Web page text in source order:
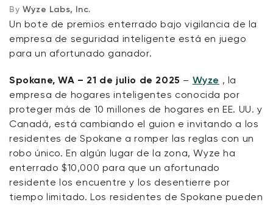
By Wyze Labs, Inc.
Un bote de premios enterrado bajo vigilancia de la
empresa de seguridad inteligente está en juego
para un afortunado ganador.
Spokane, WA – 21 de julio de 2025 – Wyze , la
empresa de hogares inteligentes conocida por
proteger más de 10 millones de hogares en EE. UU. y
Canadá, está cambiando el guion e invitando a los
residentes de Spokane a romper las reglas con un
robo único. En algún lugar de la zona, Wyze ha
enterrado $10,000 para que un afortunado
residente los encuentre y los desentierre por
tiempo limitado. Los residentes de Spokane pueden
Wyze Cam v4 + Tarjeta MicroSD de
32 GB
More
options
Precio de
59,98 US$Precio habitual
63,96 US$
Add to cart
More options